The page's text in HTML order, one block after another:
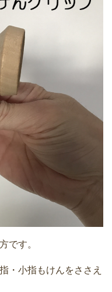
です。
・小指もけんをささえ